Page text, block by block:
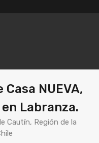
NUEVA,
Labranza.
Cautín, Región de la